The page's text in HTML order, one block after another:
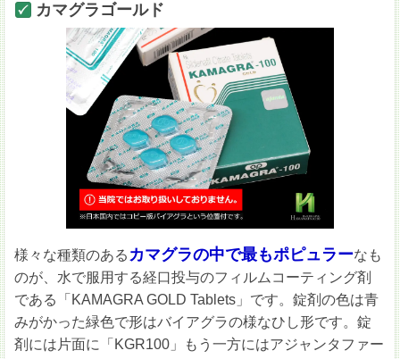
カマグラゴールド
様々な種類のあるカマグラの中で最もポピュラーなも
のが、水で服用する経口投与のフィルムコーティング剤
である「KAMAGRA GOLD Tablets」です。錠剤の色は青
みがかった緑色で形はバイアグラの様なひし形です。錠
剤には片面に「KGR100」もう一方にはアジャンタファー